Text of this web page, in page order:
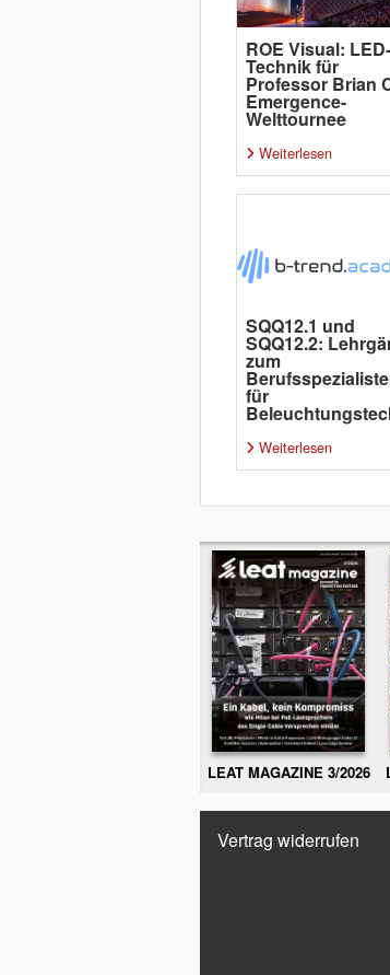
ROE Visual: LED-
Technik für
Professor Brian
Emergence-
Welttournee
Weiterlesen
SQQ12.1 und
SQQ12.2:
zum
für
Weiterlesen
LEAT MAGAZINE 3/2026
Vertrag widerrufen